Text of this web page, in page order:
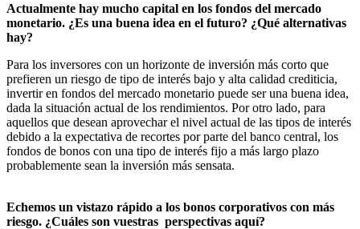
Actualmente hay mucho capital en los fondos del mercado
monetario. ¿Es una buena idea en el futuro? ¿Qué alternativas
hay?
Para los inversores con un horizonte de inversión más corto que
prefieren un riesgo de tipo de interés bajo y alta calidad crediticia,
invertir en fondos del mercado monetario puede ser una buena idea,
dada la situación actual de los rendimientos. Por otro lado, para
aquellos que desean aprovechar el nivel actual de las tipos de interés
debido a la expectativa de recortes por parte del banco central, los
fondos de bonos con una tipo de interés fijo a más largo plazo
probablemente sean la inversión más sensata.
Echemos un vistazo rápido a los bonos corporativos con más
riesgo. ¿Cuáles son vuestras perspectivas aquí?